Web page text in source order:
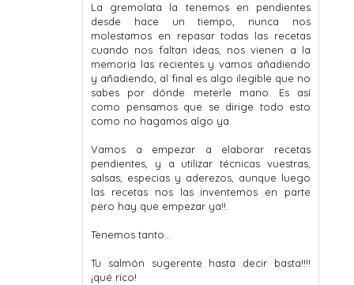
La gremolata la tenemos en pendientes
desde hace un tiempo, nunca nos
molestamos en repasar todas las recetas
cuando nos faltan ideas, nos vienen a la
memoria las recientes y vamos añadiendo
y añadiendo, al final es algo ilegible que no
sabes por dónde meterle mano. Es así
como pensamos que se dirige todo esto
como no hagamos algo ya.
Vamos a empezar a elaborar recetas
pendientes, y a utilizar técnicas vuestras,
salsas, especias y aderezos, aunque luego
las recetas nos las inventemos en parte
pero hay que empezar ya!!.
Tenemos tanto...
Tu salmón sugerente hasta decir basta!!!!
¡qué rico!